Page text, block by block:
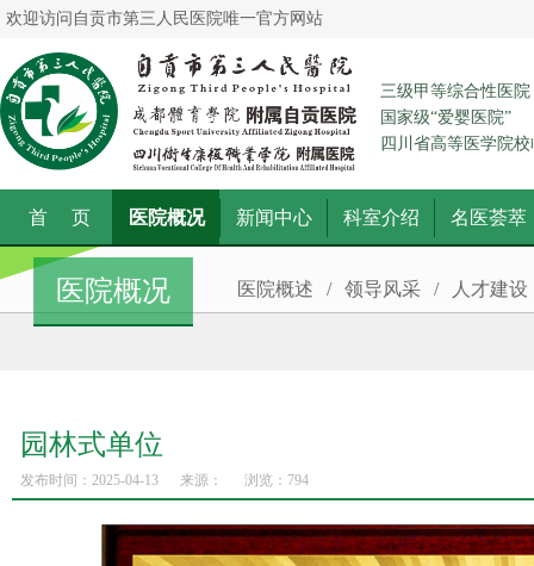
欢迎访问自贡市第三人民医院唯一官方网站
三级甲等综合性医院
国家级“爱婴医院”
四川省高等医学院
首 页 医院概况 新闻中心 科室介绍 名医荟萃
医院概况 医院概述 / 领导风采 / 人才建设
园林式单位
发布时间：2025-04-13 来源： 浏览： 794